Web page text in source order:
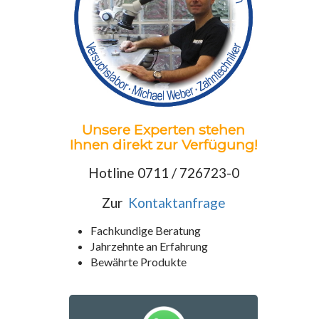
Unsere Experten stehen
Ihnen direkt zur Verfügung!
Hotline 0711 / 726723-0
Zur Kontaktanfrage
Fachkundige Beratung
Jahrzehnte an Erfahrung
Bewährte Produkte